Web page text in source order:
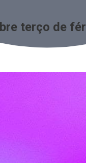
terço de